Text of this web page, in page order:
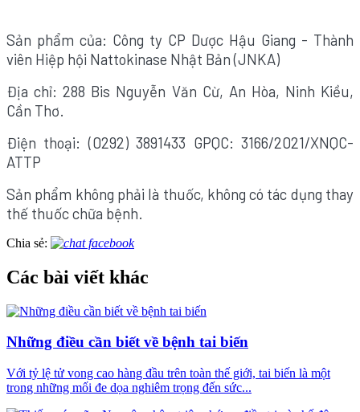
Sản phẩm của: Công ty CP Dược Hậu Giang - Thành
viên Hiệp hội Nattokinase Nhật Bản (JNKA)
Địa chỉ: 288 Bis Nguyễn Văn Cừ, An Hòa, Ninh Kiều,
Cần Thơ.
Điện thoại: (0292) 3891433 GPQC: 3166/2021/XNQC-
ATTP
Sản phẩm không phải là thuốc, không có tác dụng thay
thế thuốc chữa bệnh.
Chia sẻ:
Các bài viết khác
Những điều cần biết về bệnh tai biến
Với tỷ lệ tử vong cao hàng đầu trên toàn thế giới, tai biến là một
trong những mối đe dọa nghiêm trọng đến sức...